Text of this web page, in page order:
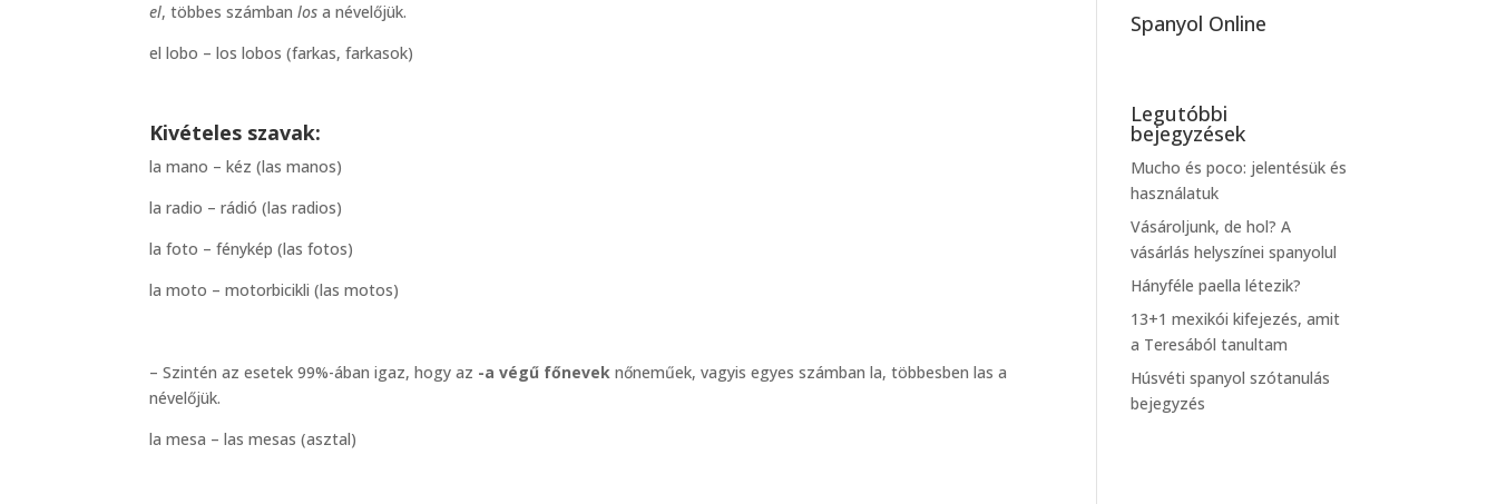
el, többes számbanlos a névelőjük.
el lobo – los lobos (farkas, farkasok)
Kivételes szavak:
la mano – kéz (las manos)
la radio – rádió (las radios)
la foto – fénykép (las fotos)
la moto – motorbicikli (las motos)
– Szintén az esetek 99%-ában igaz, hogy az -a végű főneveknőneműek, vagyis egyes számban la, többesben las a
névelőjük.
la mesa – las mesas (asztal)
Spanyol Online
Legutóbbi
bejegyzések
Mucho és poco: jelentésük és
használatuk
Vásároljunk, de hol? A
vásárlás helyszínei spanyolul
Hányféle paella létezik?
13+1 mexikói kifejezés, amit
a Teresából tanultam
Húsvéti spanyol szótanulás
bejegyzés